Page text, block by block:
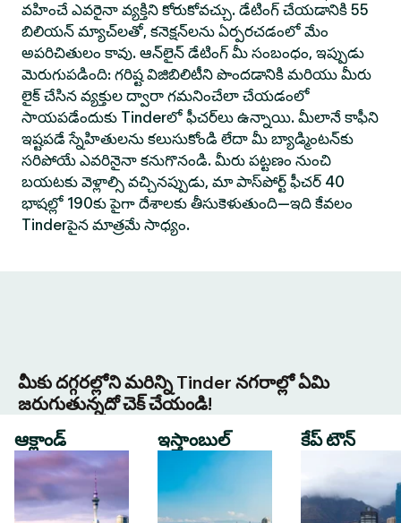
వహించే ఎవరైనా వ్యక్తిని కోరుకోవచ్చు. డేటింగ్ చేయడానికి 55
బిలియన్ మ్యాచ్‌లతో, కనెక్షన్‌లను ఏర్పరచడంలో మేం
అపరిచితులం కావు. ఆన్‌లైన్ డేటింగ్ మీ సంబంధం, ఇప్పుడు
మెరుగుపడింది: గరిష్ట విజిబిలిటీని పొందడానికి మరియు మీరు
లైక్ చేసిన వ్యక్తుల ద్వారా గమనించేలా చేయడంలో
సాయపడేందుకు Tinderలో ఫీచర్‌లు ఉన్నాయి. మీలానే కాఫీని
ఇష్టపడే స్నేహితులను కలుసుకోండి లేదా మీ బ్యాడ్మింటన్‌కు
సరిపోయే ఎవరినైనా కనుగొనండి. మీరు పట్టణం నుంచి
బయటకు వెళ్లాల్సి వచ్చినప్పుడు, మా పాస్‌పోర్ట్ ఫీచర్ 40
భాషల్లో 190కు పైగా దేశాలకు తీసుకెళుతుంది—ఇది కేవలం
Tinderపైన మాత్రమే సాధ్యం.
మీకు దగ్గరల్లోని మరిన్ని Tinder నగరాల్లో ఏమి
జరుగుతున్నదో చెక్ చేయండి!
ఆక్లాండ్
ఇస్తాంబుల్ కేప్ టౌన్